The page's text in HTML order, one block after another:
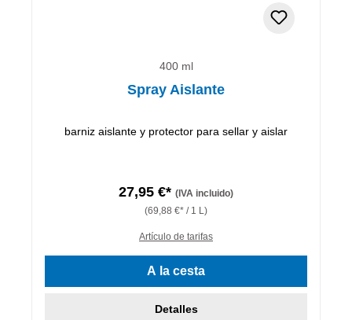
400 ml
Spray Aislante
barniz aislante y protector para sellar y aislar
27,95 €* (IVA incluido)
(69,88 €* / 1 L)
Artículo de tarifas
A la cesta
Detalles